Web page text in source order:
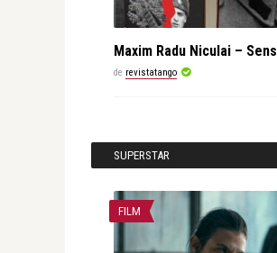
Maxim Radu Niculai – Sens
de revistatango
SUPERSTAR
FILM